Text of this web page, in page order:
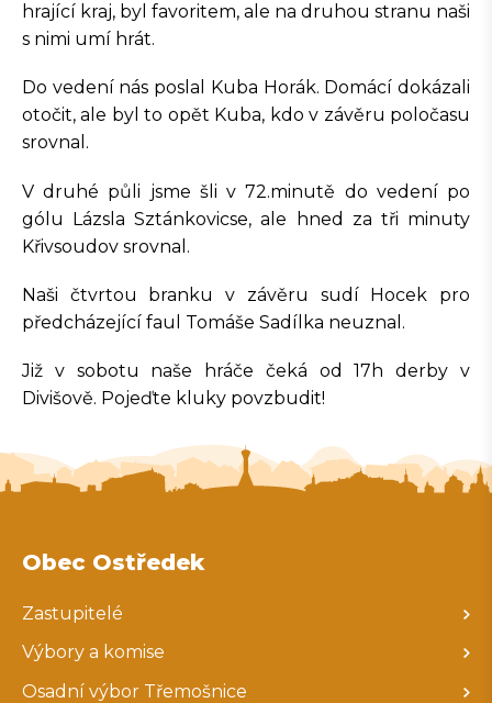
hrající kraj, byl favoritem, ale na druhou stranu naši
s nimi umí hrát.
Do vedení nás poslal Kuba Horák. Domácí dokázali
otočit, ale byl to opět Kuba, kdo v závěru poločasu
srovnal.
V druhé půli jsme šli v 72.minutě do vedení po
gólu Lázsla Sztánkovicse, ale hned za tři minuty
Křivsoudov srovnal.
Naši čtvrtou branku v závěru sudí Hocek pro
předcházející faul Tomáše Sadílka neuznal.
Již v sobotu naše hráče čeká od 17h derby v
Divišově. Pojeďte kluky povzbudit!
Obec Ostředek
Zastupitelé
Výbory a komise
Osadní výbor Třemošnice